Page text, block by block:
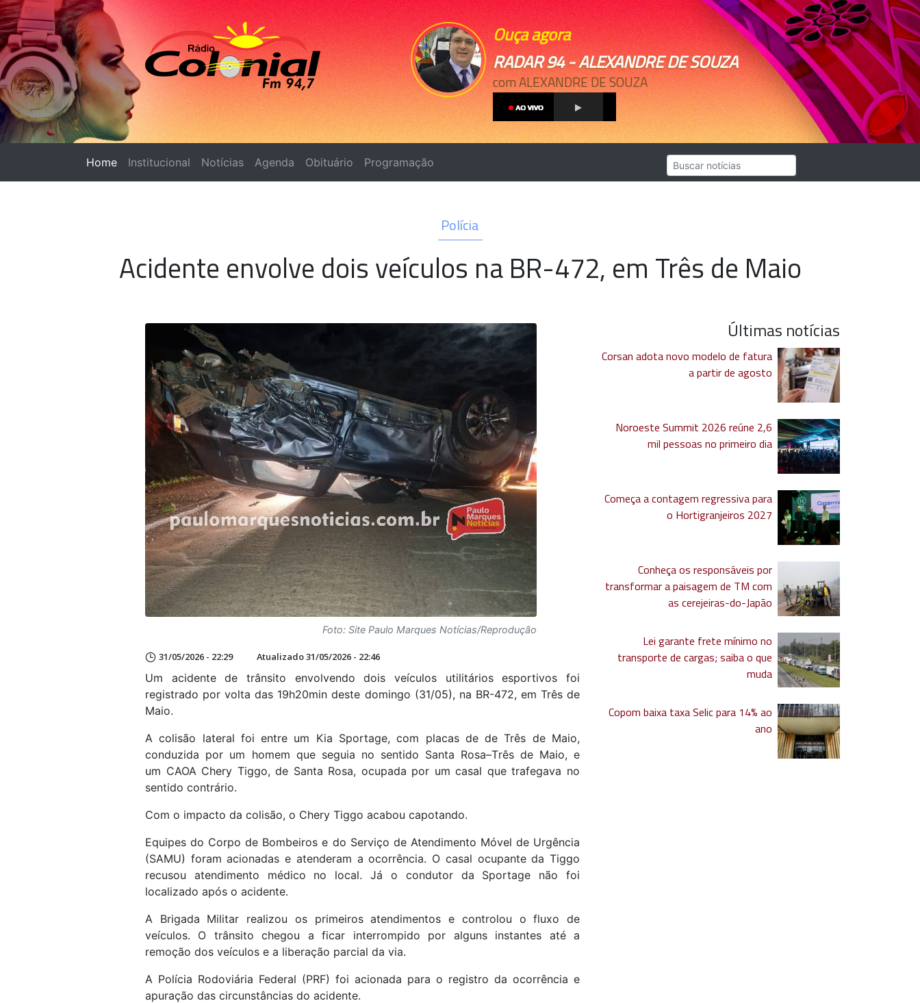
Ouça agora
RADAR 94 - ALEXANDRE DE SOUZA
com ALEXANDRE DE SOUZA
Home (página atual)
Institucional Notícias Agenda Obituário Programação
Polícia
Acidente envolve dois veículos na BR-472, em Três de Maio
Foto: Site Paulo Marques Notícias/Reprodução
31/05/2026 - 22:29 Atualizado 31/05/2026 - 22:46
Um acidente de trânsito envolvendo dois veículos utilitários esportivos foi
registrado por volta das 19h20min deste domingo (31/05), na BR-472, em Três de
Maio.
A colisão lateral foi entre um Kia Sportage, com placas de de Três de Maio,
conduzida por um homem que seguia no sentido Santa Rosa–Três de Maio, e
um CAOA Chery Tiggo, de Santa Rosa, ocupada por um casal que trafegava no
sentido contrário.
Com o impacto da colisão, o Chery Tiggo acabou capotando.
Equipes do Corpo de Bombeiros e do Serviço de Atendimento Móvel de Urgência
(SAMU) foram acionadas e atenderam a ocorrência. O casal ocupante da Tiggo
recusou atendimento médico no local. Já o condutor da Sportage não foi
localizado após o acidente.
A Brigada Militar realizou os primeiros atendimentos e controlou o fluxo de
veículos. O trânsito chegou a ficar interrompido por alguns instantes até a
remoção dos veículos e a liberação parcial da via.
A Polícia Rodoviária Federal (PRF) foi acionada para o registro da ocorrência e
apuração das circunstâncias do acidente.
Últimas notícias
Corsan adota novo modelo de fatura
a partir de agosto
Noroeste Summit 2026 reúne 2,6
mil pessoas no primeiro dia
Começa a contagem regressiva para
o Hortigranjeiros 2027
Conheça os responsáveis por
transformar a paisagem de TM com
as cerejeiras-do-Japão
Lei garante frete mínimo no
transporte de cargas; saiba o que
muda
Copom baixa taxa Selic para 14% ao
ano